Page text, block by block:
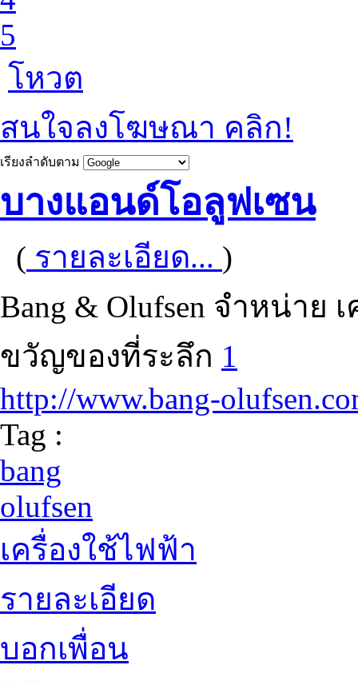
5
โหวต
สนใจลงโฆษณา คลิก!
เรียงลำดับตาม
บางแอนด์โอลูฟเซน
( รายละเอียด... )
Bang & Olufsen จำหน่าย
ขวัญของที่ระลึก 1
http://www.bang-
Tag :
bang
olufsen
เครื่องใช้ไฟฟ้า
รายละเอียด
บอกเพื่อน